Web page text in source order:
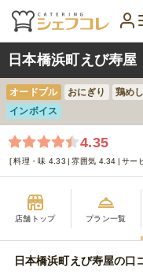
日本橋浜町えび寿屋
オードブル おにぎり 鶏めし
インボイス
4.35
料理・味 4.33 雰囲気 4.34 サー
店舗トップ プラン一覧
日本橋浜町えび寿屋の口